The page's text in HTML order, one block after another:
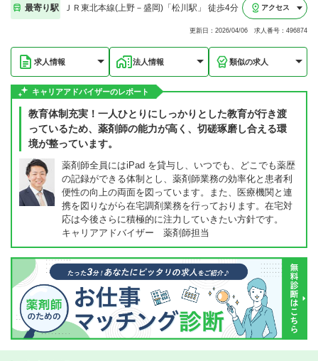
最寄り駅 ＪＲ東北本線(上野－盛岡)「松川駅」 徒歩4分 アクセス
更新日：2026/04/06 求人番号：496874
求人情報 法人情報 類似の求人
キャリアアドバイザーのレポート
教育体制充実！一人ひとりにしっかりとした教育が行き渡
っているため、薬剤師の能力が高く、切磋琢磨し合える環
境が整っています。
薬剤師全員にはiPad を貸与し、いつでも、どこでも薬歴
の記録ができる体制とし、薬剤師業務の効率化と患者利
便性の向上の両面を図っています。また、医療機関と連
携を図りながら在宅調剤業務を行っております。在宅対
応は今後さらに積極的に注力していきたい方針です。
キャリアアドバイザー 薬剤師担当